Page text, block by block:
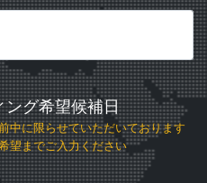
ング希望候補日
中に限らせていただいております
望までご入力ください